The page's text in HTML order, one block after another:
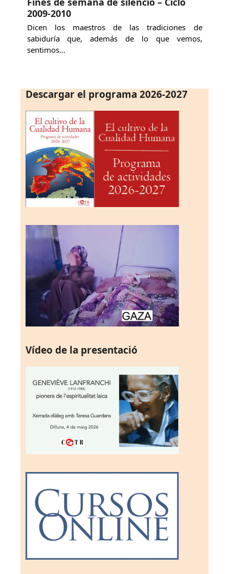
2009-2010
Dicen los maestros de las tradiciones de
sabiduría que, además de lo que vemos,
sentimos…
Descargar el programa 2026-2027
Vídeo de la presentació